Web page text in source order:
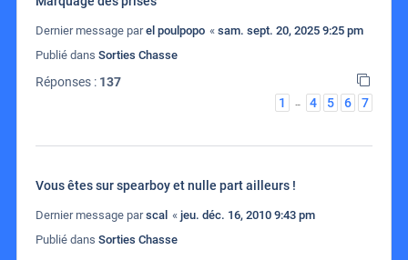
Dernier message parel poulpopo « sam. sept. 20, 2025 9:25 pm
Publié dans Sorties Chasse
Réponses : 137
1
4 5 6 7
Vous êtes sur spearboy et nulle part ailleurs !
Dernier message parscal « jeu. déc. 16, 2010 9:43 pm
Publié dans Sorties Chasse